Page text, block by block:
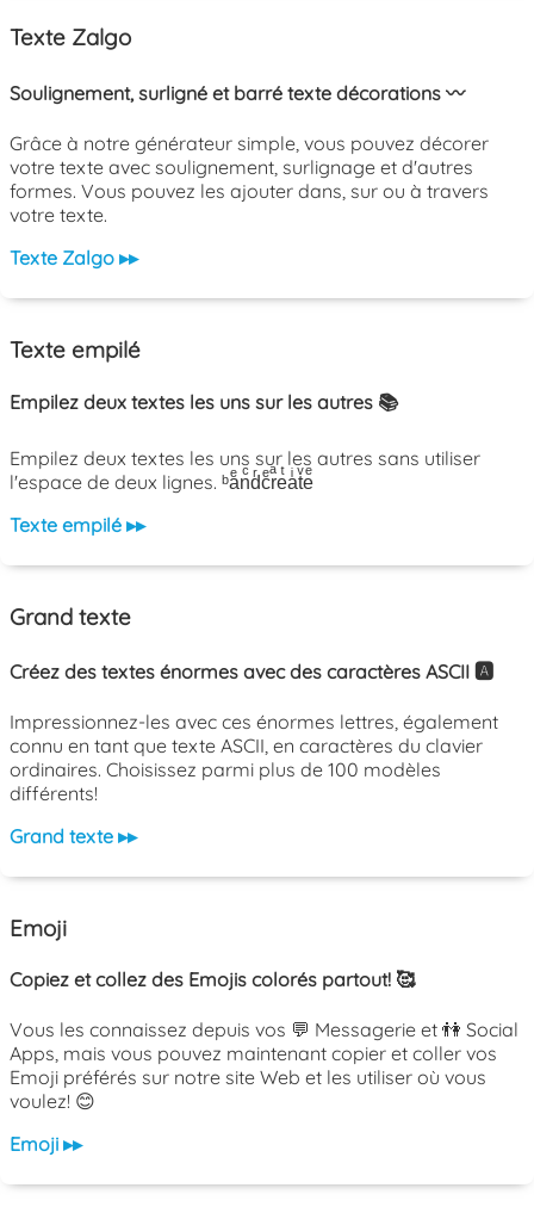
Texte Zalgo
Soulignement, surligné et barré texte décorations 〰️
Grâce à notre générateur simple, vous pouvez décorer
votre texte avec soulignement, surlignage et d'autres
formes. Vous pouvez les ajouter dans, sur ou à travers
votre texte.
Texte Zalgo ▸▸
Texte empilé
Empilez deux textes les uns sur les autres 📚
Empilez deux textes les uns sur les autres sans utiliser
l'espace de deux lignes. ᵇaͤnͨdͬcͤrͣeͭaͥtͮeͤ
Texte empilé ▸▸
Grand texte
Créez des textes énormes avec des caractères ASCII 🅰️
Impressionnez-les avec ces énormes lettres, également
connu en tant que texte ASCII, en caractères du clavier
ordinaires. Choisissez parmi plus de 100 modèles
différents!
Grand texte ▸▸
Emoji
Copiez et collez des Emojis colorés partout! 🥰
Vous les connaissez depuis vos 💬 Messagerie et 👫 Social
Apps, mais vous pouvez maintenant copier et coller vos
Emoji préférés sur notre site Web et les utiliser où vous
voulez! 😊
Emoji ▸▸